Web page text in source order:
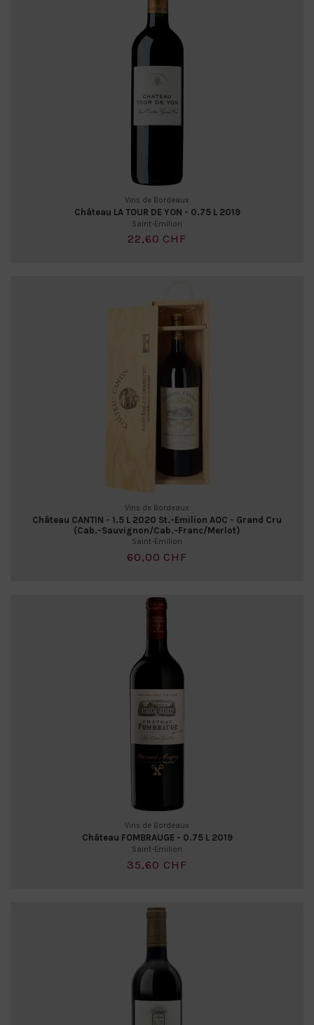
Vins de Bordeaux
Château LA TOUR DE YON - 0.75 L 2019
Saint-Emilion
22,60 CHF
Vins de Bordeaux
Château CANTIN - 1.5 L 2020 St.-Emilion AOC - Grand Cru
(Cab.-Sauvignon/Cab.-Franc/Merlot)
Saint-Emilion
60,00 CHF
Vins de Bordeaux
Château FOMBRAUGE - 0.75 L 2019
Saint-Emilion
35,60 CHF